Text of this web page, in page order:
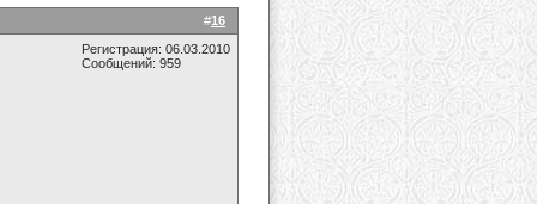
#16
Регистрация: 06.03.2010
Сообщений: 959